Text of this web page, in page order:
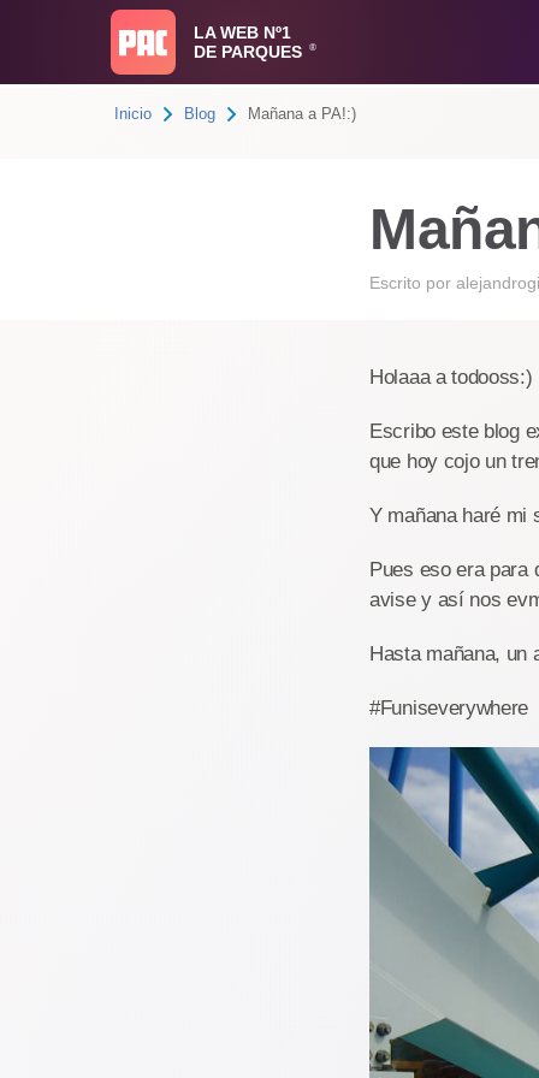
LA WEB Nº1
DE PARQUES
®
Inicio Blog Mañana a PA!:)
Escrito por
Holaaa a todooss:)
Escribo este blog
que hoy cojo un
Y mañana haré mi
Pues eso era para
avise y así nos
Hasta mañana, un
#Funiseverywhere